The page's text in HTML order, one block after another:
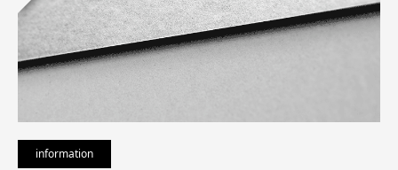
information